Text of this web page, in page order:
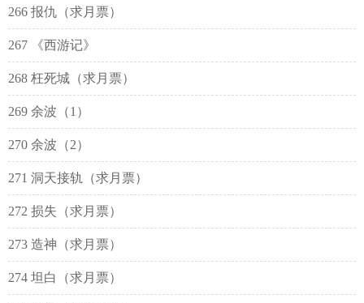
266 报仇（求月票）
267 《西游记》
268 枉死城（求月票）
269 余波（1）
270 余波（2）
271 洞天接轨（求月票）
272 损失（求月票）
273 造神（求月票）
274 坦白（求月票）